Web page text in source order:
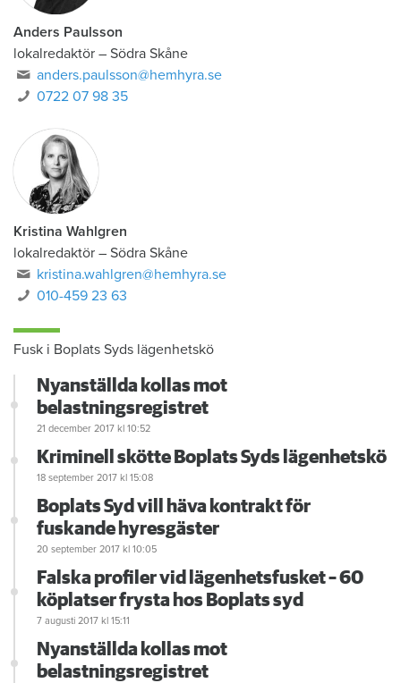
Anders Paulsson
lokalredaktör – Södra Skåne
anders.paulsson@hemhyra.se
0722 07 98 35
Kristina Wahlgren
lokalredaktör – Södra Skåne
kristina.wahlgren@hemhyra.se
010-459 23 63
Fusk i Boplats Syds lägenhetskö
Nyanställda kollas mot
belastningsregistret
21 december 2017 kl 10:52
Kriminell skötte Boplats Syds lägenhetskö
18 september 2017 kl 15:08
Boplats Syd vill häva kontrakt för
fuskande hyresgäster
20 september 2017 kl 10:05
Falska profiler vid lägenhetsfusket – 60
köplatser frysta hos Boplats syd
7 augusti 2017 kl 15:11
Nyanställda kollas mot
belastningsregistret